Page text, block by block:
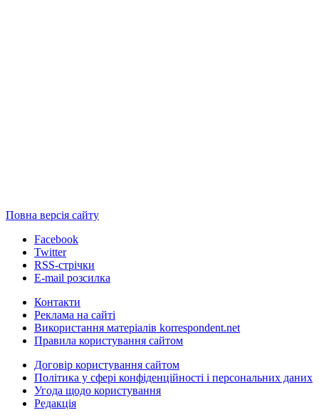
Повна версія сайту
Facebook
Twitter
RSS-стрічки
E-mail розсилка
Контакти
Реклама на сайті
Використання матеріалів korrespondent.net
Правила користування сайтом
Договір користування сайтом
Політика у сфері конфіденційності і персональних даних
Угода щодо користування
Редакція